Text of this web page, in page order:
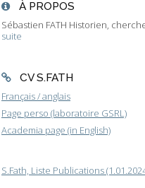
À PROPOS
Sébastien FATH Historien,
suite
CV S.FATH
Français / anglais
Page perso (laboratoire GSRL)
Academia page (in English)
S.Fath, Liste Publications